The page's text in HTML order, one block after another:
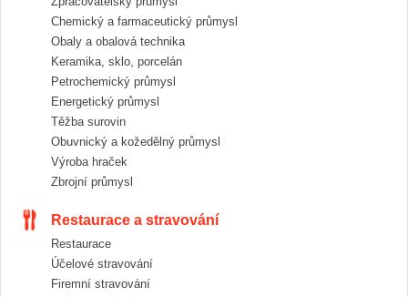
Chemický a farmaceutický průmysl
Obaly a obalová technika
Keramika, sklo, porcelán
Petrochemický průmysl
Energetický průmysl
Těžba surovin
Obuvnický a kožedělný průmysl
Výroba hraček
Zbrojní průmysl
Restaurace a stravování
Restaurace
Účelové stravování
Firemní stravování